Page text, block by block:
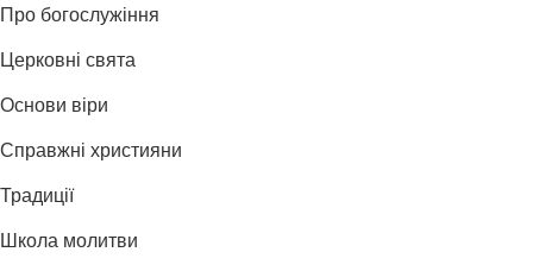
Про богослужіння
Церковні свята
Основи віри
Справжні християни
Традиції
Школа молитви